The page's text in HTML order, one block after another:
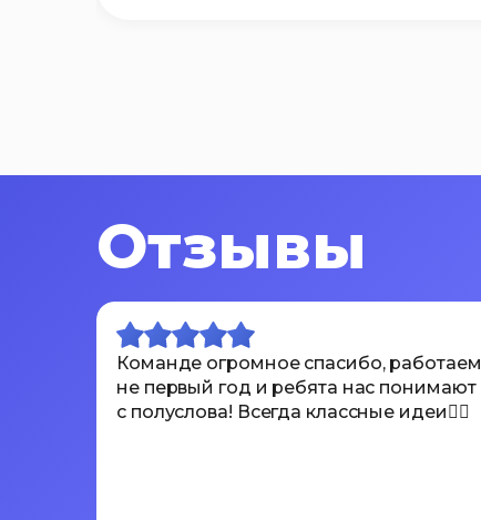
Отзывы
Команде огромное спасибо, работаем
не первый год и ребята нас понимают
с полуслова! Всегда классные идеи👍🏾